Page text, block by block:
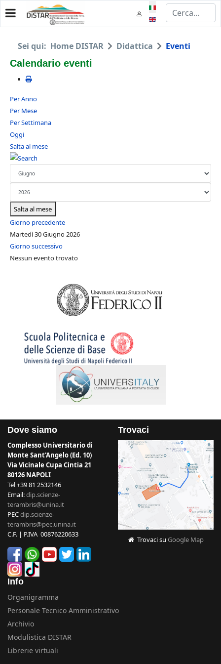
Seleziona la tua lingua
Sei qui: Home DISTAR Didattica
Eventi
Calendario eventi
Per Anno
Per Mese
Per Settimana
Oggi
Salta al mese
Salta al mese
Giorno precedente
Martedì 30 Giugno 2026
Giorno successivo
Nessun evento trovato
Dove siamo
Complesso Universitario di
Monte Sant'Angelo (Ed. 10)
Via Vicinale Cupa Cintia 21
80126 NAPOLI
Tel +39 81 2532146
Email:dip.scienze-
terambris@unina.it
PECdip.scienze-
terambris@pec.unina.it
C.F. | P.IVA 00876220633
Trovaci
Trovaci su Google Map
Info
Organigramma
Personale Tecnico Amministrativo
Archivio
Modulistica DISTAR
Librerie virtuali